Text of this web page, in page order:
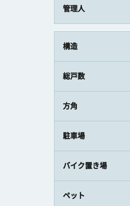
管理人
構造
総戸数
方角
駐車場
バイク置き場
ペット